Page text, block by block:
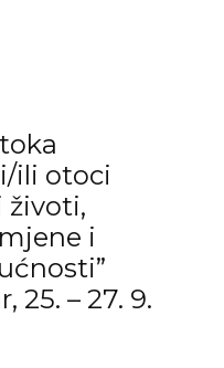
ili otoci
životi,
i
25. – 27. 9.